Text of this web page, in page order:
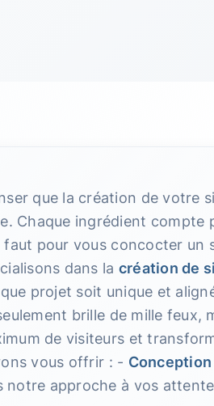
que la création de votre
Chaque ingrédient compte
faut pour vous concocter
dans la création de
projet soit unique et
brille de mille feux,
de visiteurs et
vous offrir : -
notre approche à vos